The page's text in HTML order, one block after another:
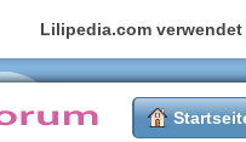
Lilipedia.com verwendet